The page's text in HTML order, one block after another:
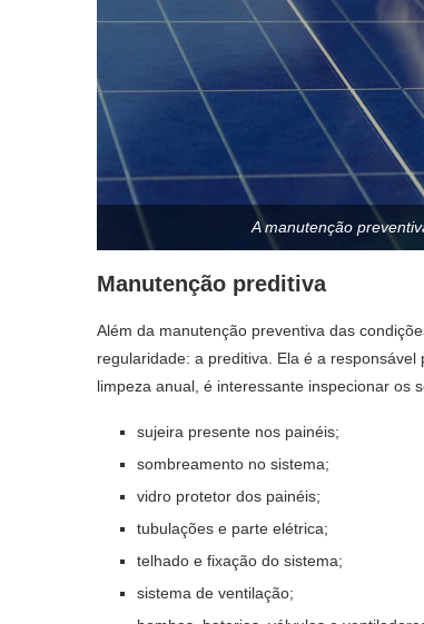
A manutenção
Manutenção preditiva
Além da manutenção preventiva das
regularidade: a preditiva. Ela é a
limpeza anual, é interessante inspecionar os
sujeira presente nos painéis;
sombreamento no sistema;
vidro protetor dos painéis;
tubulações e parte elétrica;
telhado e fixação do sistema;
sistema de ventilação;